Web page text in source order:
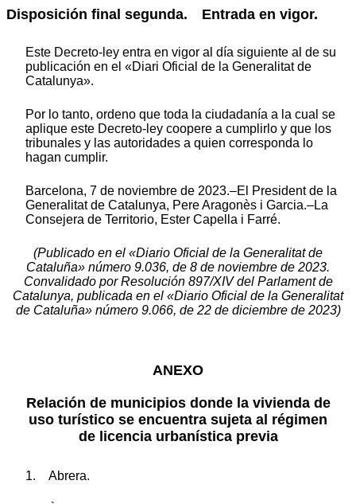
Disposición final segunda. Entrada en vigor.
Este Decreto-ley entra en vigor al día siguiente al de su
publicación en el «Diari Oficial de la Generalitat de
Catalunya».
Por lo tanto, ordeno que toda la ciudadanía a la cual se
aplique este Decreto-ley coopere a cumplirlo y que los
tribunales y las autoridades a quien corresponda lo
hagan cumplir.
Barcelona, 7 de noviembre de 2023.–El President de la
Generalitat de Catalunya, Pere Aragonès i Garcia.–La
Consejera de Territorio, Ester Capella i Farré.
(Publicado en el «Diario Oficial de la Generalitat de
Cataluña» número 9.036, de 8 de noviembre de 2023.
Convalidado por Resolución 897/XIV del Parlament de
Catalunya, publicada en el «Diario Oficial de la Generalitat
de Cataluña» número 9.066, de 22 de diciembre de 2023)
ANEXO
Relación de municipios donde la vivienda de
uso turístico se encuentra sujeta al régimen
de licencia urbanística previa
1. Abrera.